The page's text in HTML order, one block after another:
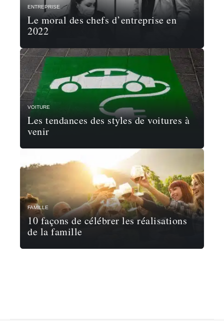
ENTREPRISE
Le moral des chefs d’entreprise en
2022
VOITURE
Les tendances des styles de voitures à
venir
FAMILLE
10 façons de célébrer les réalisations
de la famille